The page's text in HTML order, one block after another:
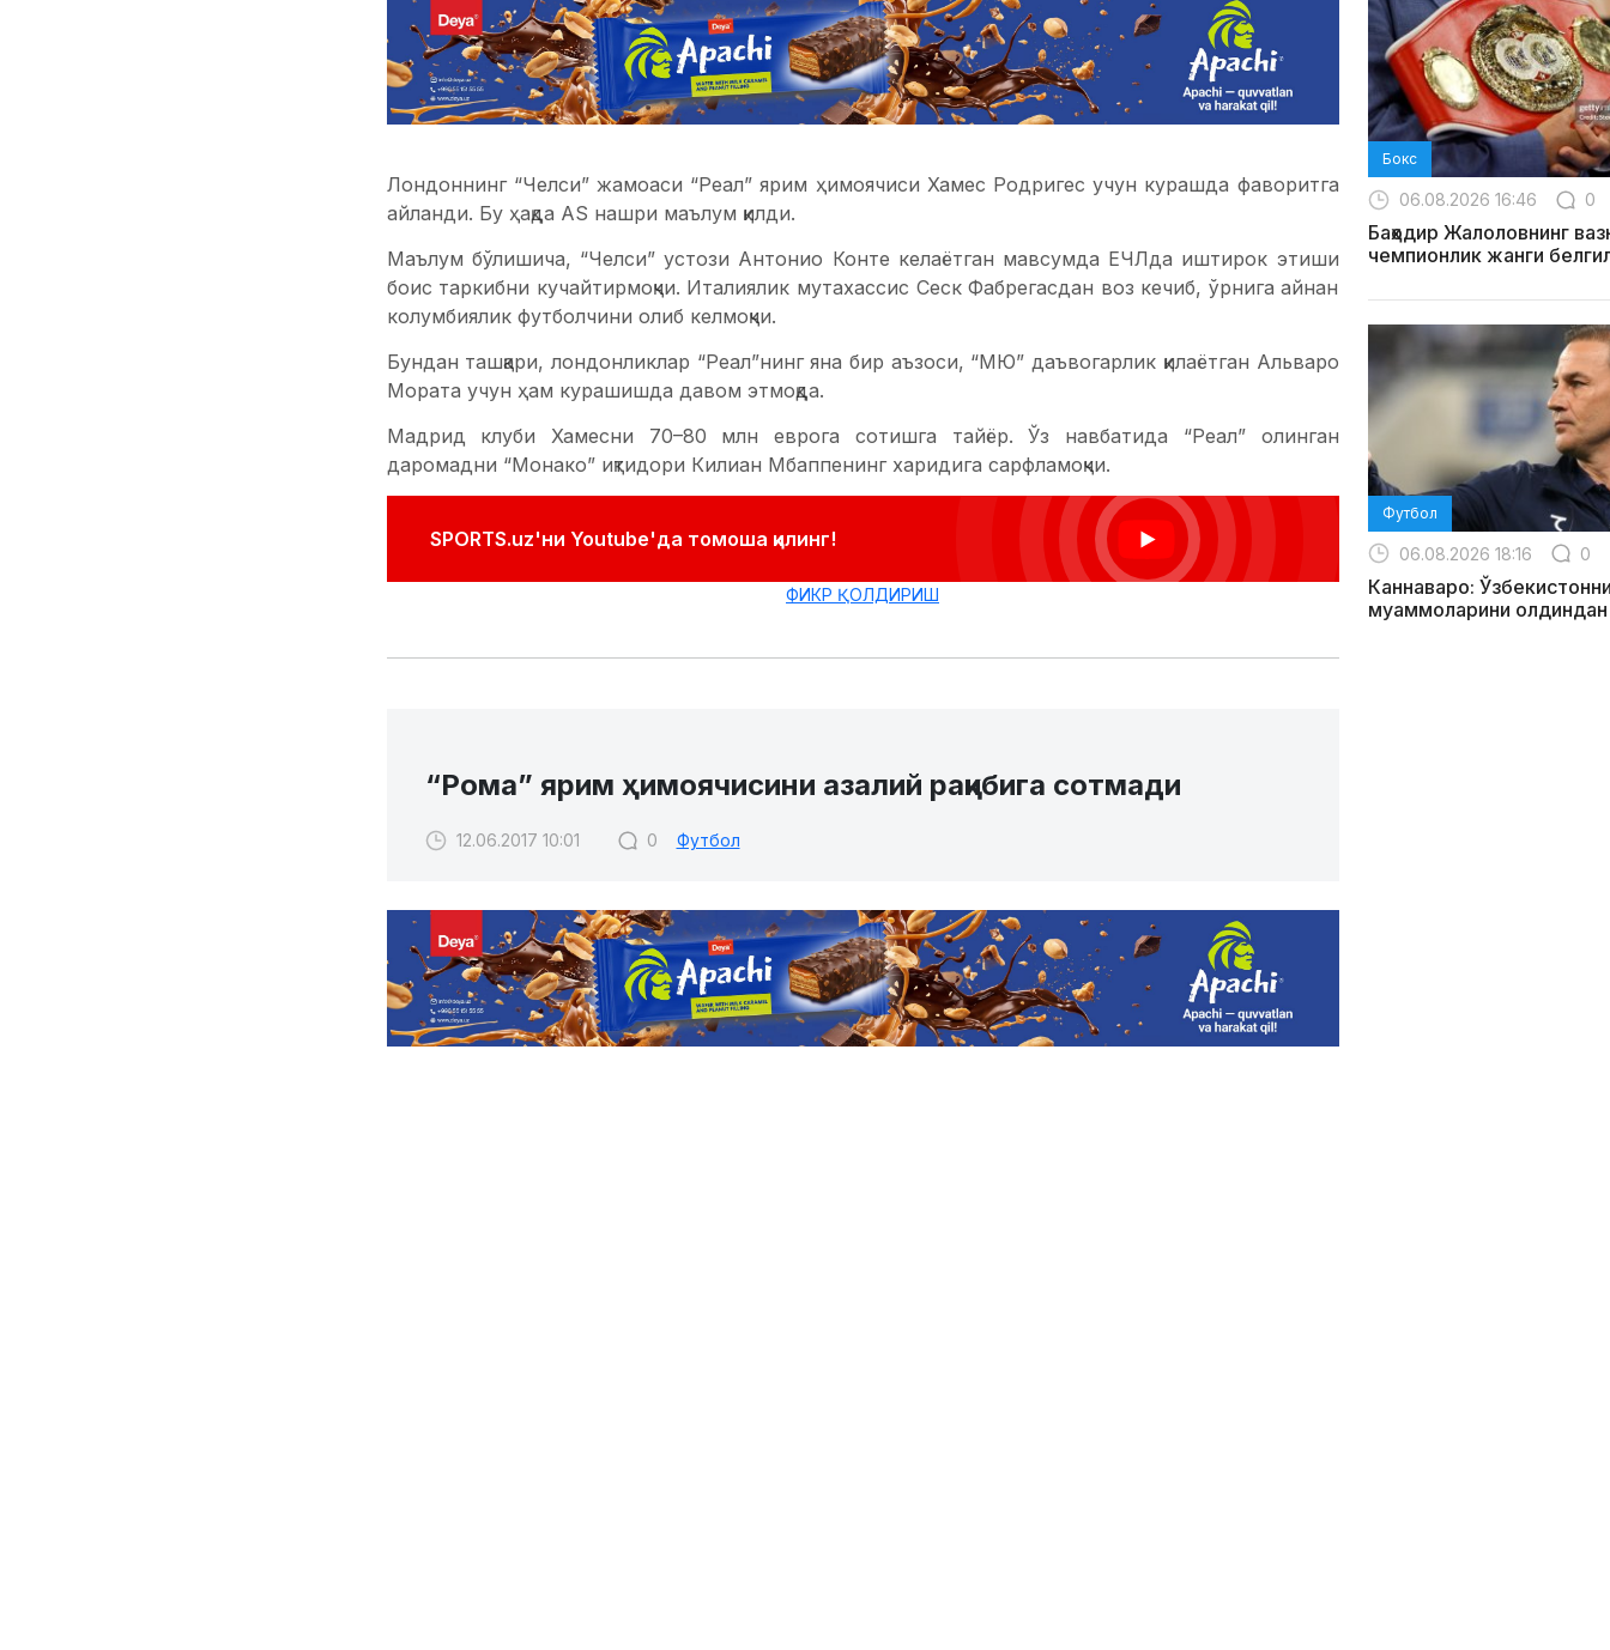
Лондоннинг “Челси” жамоаси “Реал” ярим ҳимоячиси Хамес Родригес учун курашда фаворитга
айланди. Бу ҳақда AS нашри маълум қилди.
Маълум бўлишича, “Челси” устози Антонио Конте келаётган мавсумда ЕЧЛда иштирок этиши
боис таркибни кучайтирмоқчи. Италиялик мутахассис Сеск Фабрегасдан воз кечиб, ўрнига айнан
колумбиялик футболчини олиб келмоқчи.
Бундан ташқари, лондонликлар “Реал”нинг яна бир аъзоси, “МЮ” даъвогарлик қилаётган Альваро
Мората учун ҳам курашишда давом этмоқда.
Мадрид клуби Хамесни 70–80 млн еврога сотишга тайёр. Ўз навбатида “Реал” олинган
даромадни “Монако” иқтидори Килиан Мбаппенинг харидига сарфламоқчи.
SPORTS.uz'ни Youtube'да томоша қилинг!
ФИКР ҚОЛДИРИШ
“Рома” ярим ҳимоячисини азалий рақибига сотмади
12.06.2017 10:01 0 Футбол
Бокс
06.08.2026 16:46 0
Баҳодир Жалоловнинг
чемпионлик жанги
Футбол
06.08.2026 18:16 0
Каннаваро:
муаммоларини олдиндан